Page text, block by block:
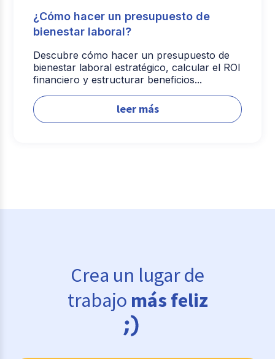
¿Cómo hacer un presupuesto de
bienestar laboral?
Descubre cómo hacer un presupuesto de
bienestar laboral estratégico, calcular el ROI
financiero y estructurar beneficios...
leer más
Crea un lugar de
trabajo más feliz